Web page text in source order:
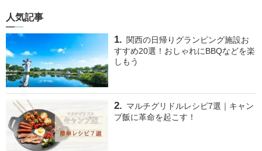
人気記事
関西の日帰りグランピング施設お
すすめ20選！おしゃれにBBQなどを楽
しもう
マルチグリドルレシピ7選｜キャン
プ飯に革命を起こす！